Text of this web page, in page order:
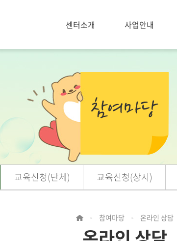
센터소개 사업안내
교육신청(단체) 교육신청(상시)
> 참여마당 > 온라인 상담